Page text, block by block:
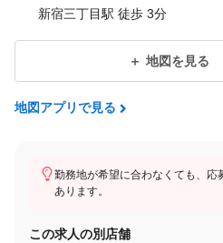
基本給25万円＋職能手当1万円＋個
手当1万円＋交通費＝月給30.5万円
基本給25万円+役職手当3万円+個人
当4.2万円+交通費＝月給37.7万円
新宿三丁目駅 徒歩 3分
地図を見る
地図アプリで見る
勤務地が希望に合わなくても、応
あります。
この求人の別店舗